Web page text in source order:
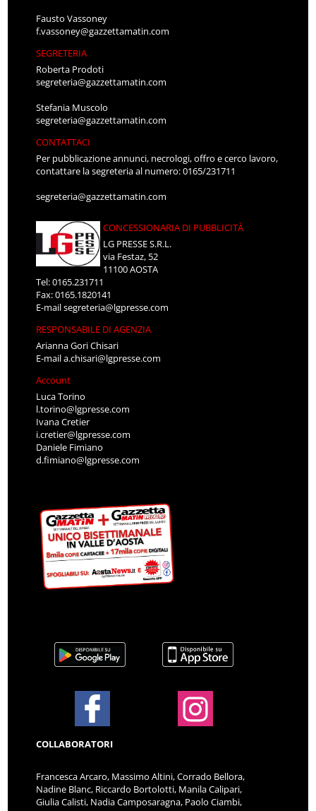
Fausto Vassoney
f.vassoney@gazzettamatin.com
SEGRETERIA
Roberta Prodoti
segreteria@gazzettamatin.com
Stefania Muscolo
segreteria@gazzettamatin.com
CONTATTACI
Per pubblicazione annunci, necrologi, offro e cerco lavoro,
contattare la segreteria al numero: 0165/231711
segreteria@gazzettamatin.com
CONCESSIONARIA DI PUBBLICITÀ
LG PRESSE S.R.L.
via Festaz, 52
11100 AOSTA
Tel: 0165.231711
Fax: 0165.1820141
E-mailsegreteria@lgpresse.com
RESPONSABILE DI AGENZIA
Arianna Gori Chisari
E-maila.chisari@lgpresse.com
Account
Luca Torino
l.torino@lgpresse.com
Ivana Cretier
i.cretier@lgpresse.com
Daniele Fimiano
d.fimiano@lgpresse.com
COLLABORATORI
Francesca Arcaro, Massimo Altini, Corrado Bellora,
Nadine Blanc, Riccardo Bortolotti, Manila Calipari,
Giulia Calisti, Nadia Camposaragna, Paolo Ciambi,